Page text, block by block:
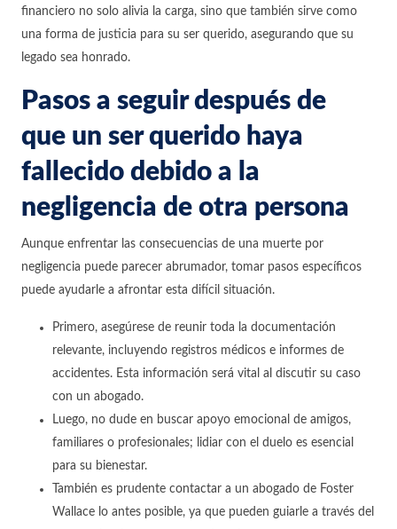
financiero no solo alivia la carga, sino que también sirve como
una forma de justicia para su ser querido, asegurando que su
legado sea honrado.
Pasos a seguir después de
que un ser querido haya
fallecido debido a la
negligencia de otra persona
Aunque enfrentar las consecuencias de una muerte por
negligencia puede parecer abrumador, tomar pasos específicos
puede ayudarle a afrontar esta difícil situación.
Primero, asegúrese de reunir toda la documentación
relevante, incluyendo registros médicos e informes de
accidentes. Esta información será vital al discutir su caso
con un abogado.
Luego, no dude en buscar apoyo emocional de amigos,
familiares o profesionales; lidiar con el duelo es esencial
para su bienestar.
También es prudente contactar a un abogado de Foster
Wallace lo antes posible, ya que pueden guiarle a través del